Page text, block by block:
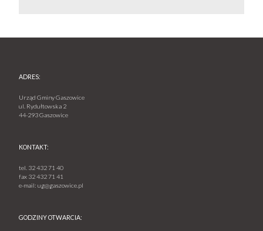
ADRES:
Urząd Gminy Gaszowice
ul. Rydułtowska 2
44-293 Gaszowice
KONTAKT:
tel. 32 432 71 40
fax 32 432 71 41
e-mail:ug@gaszowice.pl
GODZINY OTWARCIA: